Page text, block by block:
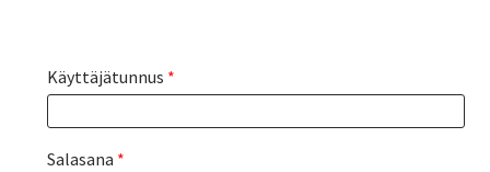
Käyttäjätunnus *
Salasana *